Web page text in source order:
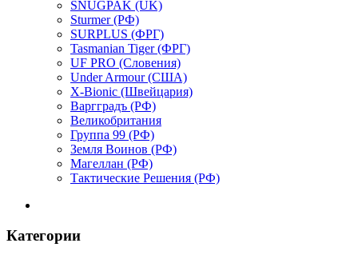
SNUGPAK (UK)
Sturmer (РФ)
SURPLUS (ФРГ)
Tasmanian Tiger (ФРГ)
UF PRO (Словения)
Under Armour (США)
X-Bionic (Швейцария)
Варгградъ (РФ)
Великобритания
Группа 99 (РФ)
Земля Воинов (РФ)
Магеллан (РФ)
Тактические Решения (РФ)
Категории